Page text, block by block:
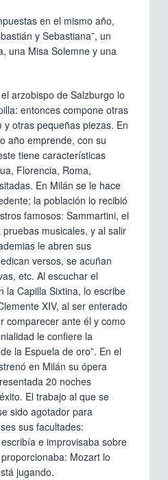
en el mismo año,
y Sebastiana”, un
una Misa Solemne y una
arzobispo de Salzburgo lo
entonces compone otras
y otras pequeñas piezas. En
año emprende, con su
tiene características
Florencia, Roma,
En Milán se le hace
la población lo recibió
famosos: Sammartini, el
musicales, y al salir
le abren sus
versos, se acuñan
etc. Al escuchar el
la Capilla Sixtina, lo escribe
XIV, al ser enterado
comparecer ante él y como
le confiere la
la Espuela de oro”. En el
en Milán su ópera
20 noches
El trabajo al que se
sido agotador para
sus facultades:
e improvisaba sobre
Mozart lo
jugando.